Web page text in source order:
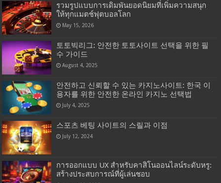
รวมรูปแบบการเดิมพันยอดนิยมที่เพิ่มความสนุก
ให้ทุกแมตช์ฟุตบอลโลก
May 15, 2026
토토빅리그: 안전한 토토사이트 선택을 위한 필
수 가이드
August 4, 2025
안전하고 신뢰할 수 있는 카지노사이트: 한국 이
용자를 위한 안전한 온라인 카지노 선택법
July 4, 2025
스포츠 베팅 사이트의 스릴과 이점
July 12, 2024
การออกแบบ UX สำหรับคาสิโนออนไลน์ระดับหรู:
สร้างประสบการณ์ที่ผู้เล่นชอบ